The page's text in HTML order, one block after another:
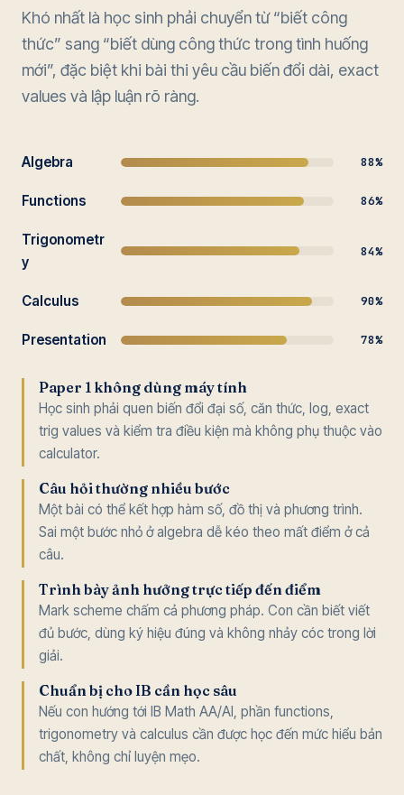
Khó nhất là học sinh phải chuyển từ “biết công
thức” sang “biết dùng công thức trong tình huống
mới”, đặc biệt khi bài thi yêu cầu biến đổi dài, exact
values và lập luận rõ ràng.
Algebra 88%
Functions 86%
Trigonometr
y
84%
Calculus 90%
Presentation 78%
Paper 1 không dùng máy tính
Học sinh phải quen biến đổi đại số, căn thức, log, exact
trig values và kiểm tra điều kiện mà không phụ thuộc vào
calculator.
Câu hỏi thường nhiều bước
Một bài có thể kết hợp hàm số, đồ thị và phương trình.
Sai một bước nhỏ ở algebra dễ kéo theo mất điểm ở cả
câu.
Trình bày ảnh hưởng trực tiếp đến điểm
Mark scheme chấm cả phương pháp. Con cần biết viết
đủ bước, dùng ký hiệu đúng và không nhảy cóc trong lời
giải.
Chuẩn bị cho IB cần học sâu
Nếu con hướng tới IB Math AA/AI, phần functions,
trigonometry và calculus cần được học đến mức hiểu bản
chất, không chỉ luyện mẹo.